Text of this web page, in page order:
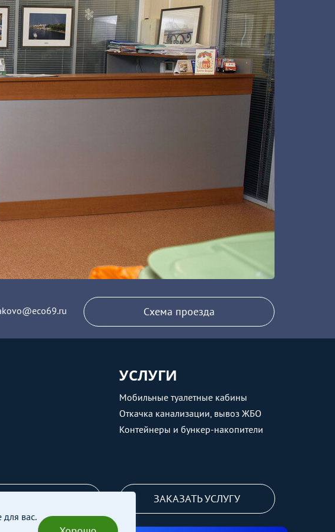
Схема проезда
ЗАКАЗАТЬ УСЛУГУ
УСЛУГИ
Мобильные туалетные кабины
Откачка канализации, вывоз ЖБО
Контейнеры и бункер-накопители
для вас.